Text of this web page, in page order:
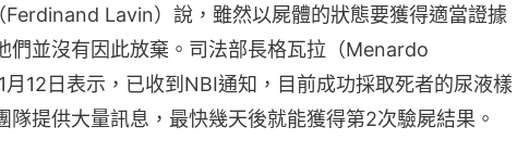
Ferdinand Lavin）說，雖然以屍體的狀態要獲得適當證據
們並沒有因此放棄。司法部長格瓦拉（Menardo
月12日表示，已收到NBI通知，目前成功採取死者的尿液樣
隊提供大量訊息，最快幾天後就能獲得第2次驗屍結果。